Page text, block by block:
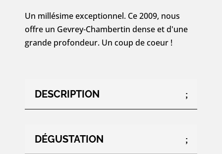
Vieilles
Vignes
Un millésime exceptionnel. Ce 2009, nous
offre un Gevrey-Chambertin dense et d'une
grande profondeur. Un coup de coeur !
DESCRIPTION
DÉGUSTATION